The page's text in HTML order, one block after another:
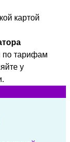
картой
по тарифам
у